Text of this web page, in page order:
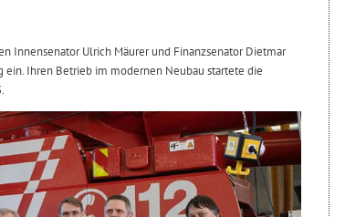
Innensenator Ulrich Mäurer und Finanzsenator Dietmar
Ihren Betrieb im modernen Neubau startete die